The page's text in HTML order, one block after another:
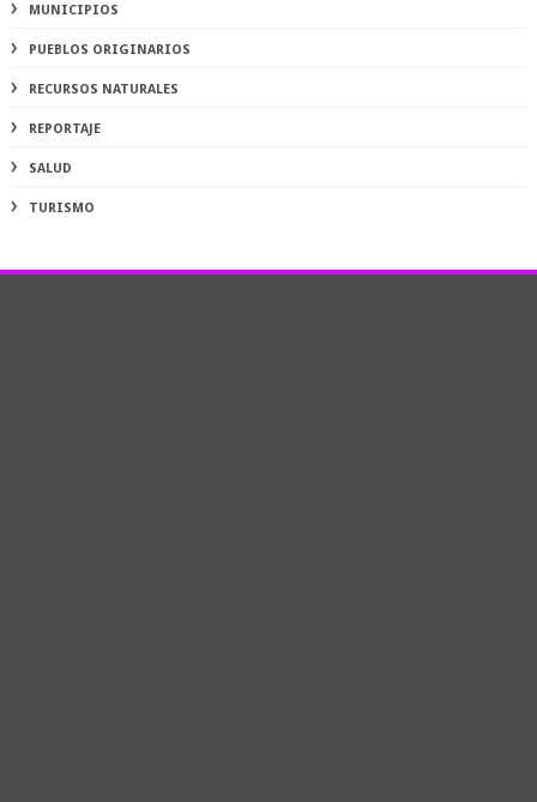
MUNICIPIOS
PUEBLOS ORIGINARIOS
RECURSOS NATURALES
REPORTAJE
SALUD
TURISMO